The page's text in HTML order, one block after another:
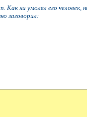
ни умолял его человек,
заговорил: